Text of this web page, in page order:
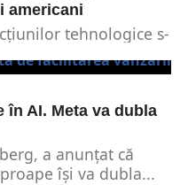
americani
tehnologice s-
AI. Meta va dubla
a anunțat că
își va dubla...